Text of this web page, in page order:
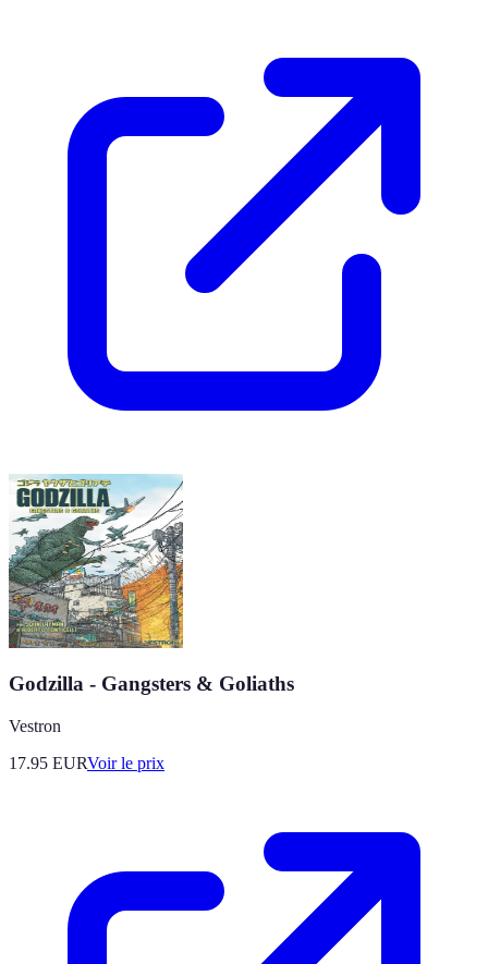
Godzilla - Gangsters & Goliaths
Vestron
17.95 EURVoir le prix